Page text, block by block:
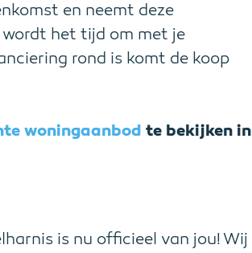
en neemt deze
het tijd om met je
rond is komt de koop
woningaanbod te bekijken in
is nu officieel van jou! Wij